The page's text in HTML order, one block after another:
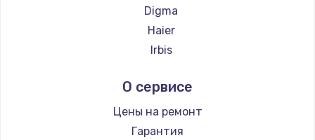
Заказать
Замена видеочипа
Заказать
Установка драйверов
Digma
Haier
Irbis
Microsoft
BlackView
Amazon
О сервисе
Цены на ремонт
Гарантия